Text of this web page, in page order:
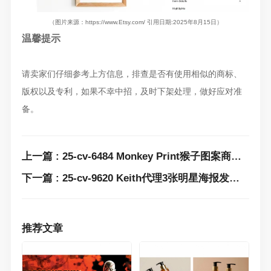
（图片来源：https://www.Etsy.com/ 引用日期:2025年8月15日）
温馨提示
请卖家们仔细参考上方信息，排查是否有使用相似的商标、
版权以及专利，如果不幸中招，及时下架处理，做好应对准
备。
上一篇 : 25-cv-6484 Monkey Print猴子图案商标+版权发案维权！已有9家店铺中招，跨境卖家及时自查！
下一篇 : 25-cv-9620 Keith代理3张明星海报发案维权！LaChapelle 摄影作品速排查下架！
推荐文章